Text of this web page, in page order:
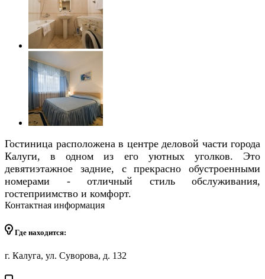
Гостиница расположена в центре деловой части города
Калуги, в одном из его уютных уголков. Это
девятиэтажное задние, с прекрасно обустроенными
номерами - отличный стиль обслуживания,
гостеприимство и комфорт.
Контактная информация
Где находится:
г. Калуга, ул. Суворова, д. 132